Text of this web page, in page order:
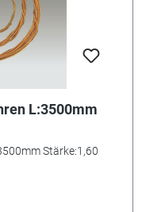
L:3500mm
Stärke:1,60